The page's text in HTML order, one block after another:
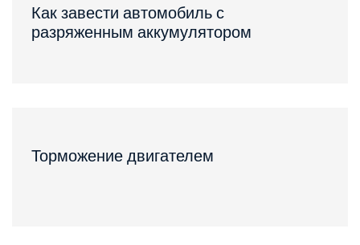
Как завести автомобиль с
разряженным аккумулятором
Торможение двигателем